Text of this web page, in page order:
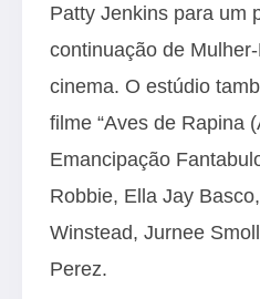
Patty Jenkins para um
continuação de
cinema. O estúdio
filme “Aves de Rapina
Emancipação
Robbie, Ella Jay
Winstead, Jurnee
Perez.